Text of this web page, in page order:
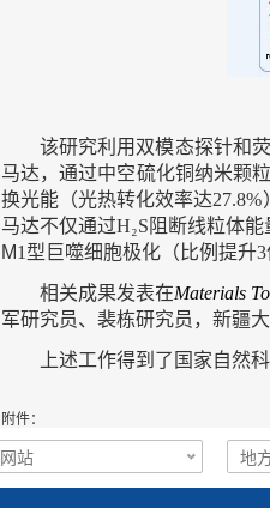
该研究利用双模态探针和
马达，通过中空硫化铜纳米颗粒
换光能（光热转化效率达27.8%
马达不仅通过H₂S 阻断线粒体能
M1 型巨噬细胞极化（比例提升3
相关成果发表在Materials
军研究员、裴栋研究员，新疆
上述工作得到了国家自然
附件：